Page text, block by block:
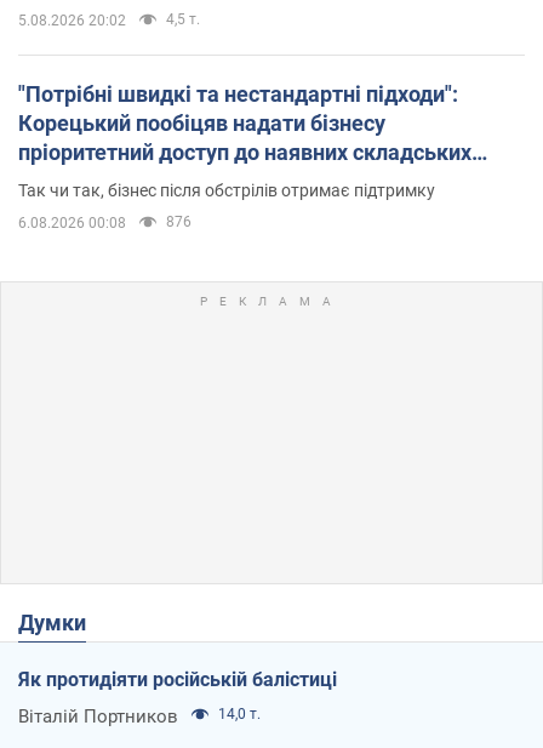
5.08.2026 20:02 4,5 т.
"Потрібні швидкі та нестандартні підходи":
Корецький пообіцяв надати бізнесу
пріоритетний доступ до наявних складських
приміщень
Так чи так, бізнес після обстрілів отримає підтримку
6.08.2026 00:08 876
Думки
Як протидіяти російській балістиці
Віталій Портников 14,0 т.